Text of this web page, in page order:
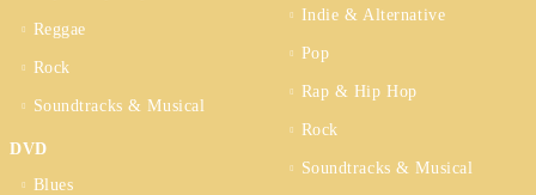
Reggae
Rock
Soundtracks & Musical
DVD
Blues
Indie & Alternative
Pop
Rap & Hip Hop
Rock
Soundtracks & Musical